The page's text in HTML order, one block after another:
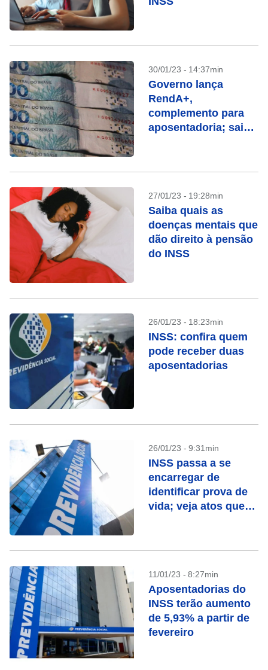
30/01/23 - 14:37min
Governo lança
RendA+,
complemento para
aposentadoria; saiba
27/01/23 - 19:28min
Saiba quais as
doenças mentais que
dão direito à pensão
do INSS
26/01/23 - 18:23min
INSS: confira quem
pode receber duas
aposentadorias
26/01/23 - 9:31min
INSS passa a se
encarregar de
identificar prova de
vida; veja atos que
11/01/23 - 8:27min
Aposentadorias do
INSS terão aumento
de 5,93% a partir de
fevereiro